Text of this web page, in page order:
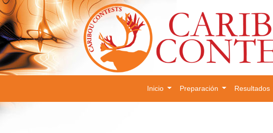
Inicio Preparación Resultados